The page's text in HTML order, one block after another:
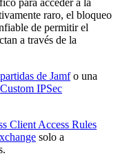
raro, el bloqueo
de permitir el
a través de la
de Jamfo una
Custom IPSec
Client Access Rules
solo a